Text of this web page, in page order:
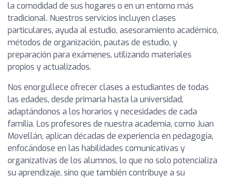
la comodidad de sus hogares o en un entorno más
tradicional. Nuestros servicios incluyen clases
particulares, ayuda al estudio, asesoramiento académico,
métodos de organización, pautas de estudio, y
preparación para exámenes, utilizando materiales
propios y actualizados.
Nos enorgullece ofrecer clases a estudiantes de todas
las edades, desde primaria hasta la universidad,
adaptándonos a los horarios y necesidades de cada
familia. Los profesores de nuestra academia, como Juan
Movellán, aplican décadas de experiencia en pedagogía,
enfocándose en las habilidades comunicativas y
organizativas de los alumnos, lo que no solo potencializa
su aprendizaje, sino que también contribuye a su